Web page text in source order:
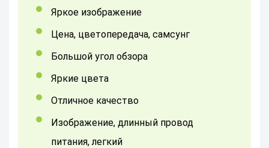
яркое изображение
Цена, цветопередача, самсунг
Большой угол обзора
Яркие цвета
Отличное качество
Изображение, длинный провод
питания, легкий